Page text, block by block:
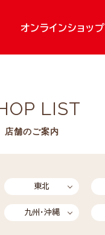
オンラインショップ
LIST
店舗のご案内
東北
九州・沖縄